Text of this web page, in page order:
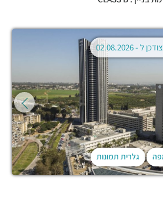
גלרית תמונות
ל -02.08.2026